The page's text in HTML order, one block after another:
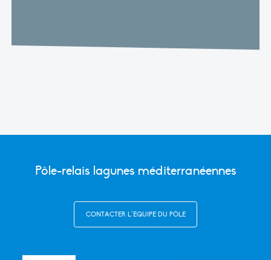
Pôle-relais lagunes méditerranéennes
CONTACTER L’ÉQUIPE DU PÔLE